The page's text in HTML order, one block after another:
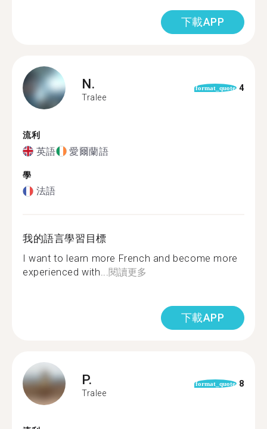
下載APP
N.
Tralee
format_quote 4
流利
英語 愛爾蘭語
學
法語
我的語言學習目標
I want to learn more French and become more
experienced with...閱讀更多
下載APP
P.
Tralee
format_quote 8